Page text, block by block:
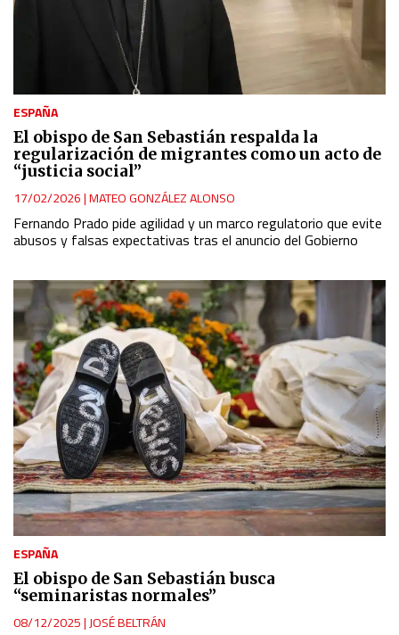
ESPAÑA
El obispo de San Sebastián respalda la
regularización de migrantes como un acto de
“justicia social”
17/02/2026|MATEO GONZÁLEZ ALONSO
Fernando Prado pide agilidad y un marco regulatorio que evite
abusos y falsas expectativas tras el anuncio del Gobierno
ESPAÑA
El obispo de San Sebastián busca
“seminaristas normales”
08/12/2025| JOSÉ BELTRÁN